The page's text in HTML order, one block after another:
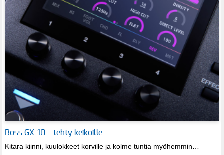
Boss GX-10 – tehty keikoille
Kitara kiinni, kuulokkeet korville ja kolme tuntia myöhemmin…